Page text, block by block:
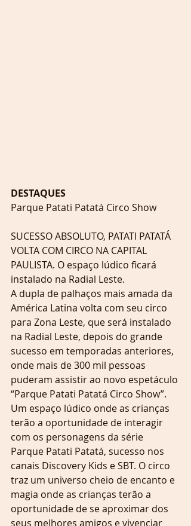
DESTAQUES
Parque Patati Patatá Circo Show
SUCESSO ABSOLUTO, PATATI PATATÁ
VOLTA COM CIRCO NA CAPITAL
PAULISTA. O espaço lúdico ficará
instalado na Radial Leste.
A dupla de palhaços mais amada da
América Latina volta com seu circo
para Zona Leste, que será instalado
na Radial Leste, depois do grande
sucesso em temporadas anteriores,
onde mais de 300 mil pessoas
puderam assistir ao novo espetáculo
“Parque Patati Patatá Circo Show”.
Um espaço lúdico onde as crianças
terão a oportunidade de interagir
com os personagens da série
Parque Patati Patatá, sucesso nos
canais Discovery Kids e SBT. O circo
traz um universo cheio de encanto e
magia onde as crianças terão a
oportunidade de se aproximar dos
seus melhores amigos e vivenciar